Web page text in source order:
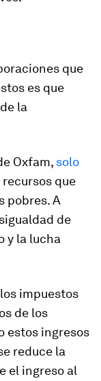
que
es que
la
Oxfam, solo
que
pobres. A
de
y la lucha
impuestos
de los
estos ingresos
reduce la
el ingreso al